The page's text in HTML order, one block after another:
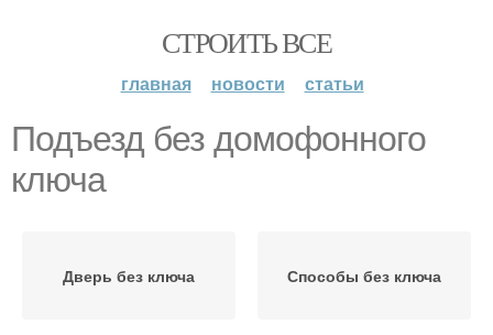
СТРОИТЬ ВСЕ
главная новости статьи
Подъезд без домофонного
ключа
Дверь без ключа Способы без ключа